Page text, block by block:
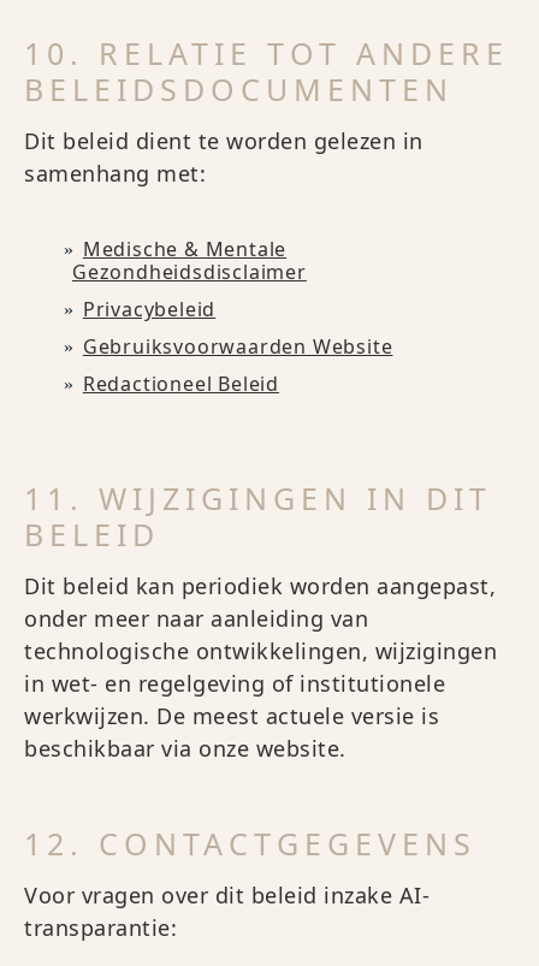
10. RELATIE TOT ANDERE
BELEIDSDOCUMENTEN
Dit beleid dient te worden gelezen in
samenhang met:
Medische & Mentale
Gezondheidsdisclaimer
Privacybeleid
Gebruiksvoorwaarden Website
Redactioneel Beleid
11. WIJZIGINGEN IN DIT
BELEID
Dit beleid kan periodiek worden aangepast,
onder meer naar aanleiding van
technologische ontwikkelingen, wijzigingen
in wet- en regelgeving of institutionele
werkwijzen. De meest actuele versie is
beschikbaar via onze website.
12. CONTACTGEGEVENS
Voor vragen over dit beleid inzake AI-
transparantie: